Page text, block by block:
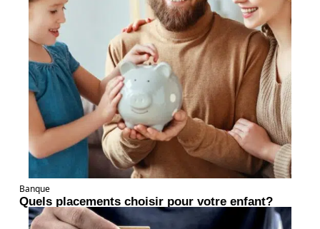
Banque
Quels placements choisir pour votre enfant?